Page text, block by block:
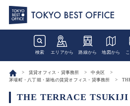
検索 エリアから 路線から 地図から
賃貸オフィス・貸事務所
中央区
茅場町・八丁堀・築地の賃貸オフィス・貸事務所
THE TERRACE TSUKIJI